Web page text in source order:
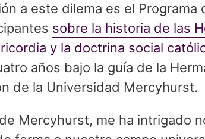
a este dilema es el
sobre la historia de las
y la doctrina social
años bajo la guía de la
de la Universidad Mercyhurst.
Mercyhurst, me ha intrigado